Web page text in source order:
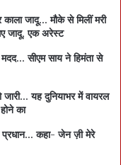
जादू… मौके से मिलीं मरी
जादू, एक अरेस्ट
सीएम साय ने हिमंता से
यह दुनियाभर में वायरल
का
प्रधान… कहा- जेन ज़ी मेरे